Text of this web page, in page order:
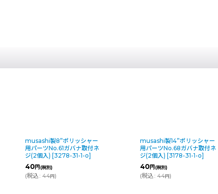
musashi製8”ポリッシャー
用パーツNo.61ガバナ取付ネ
ジ(2個入) [3278-31-1-o]
40円(税別)
(税込: 44円)
musashi製14”ポリッシャー
用パーツNo.68ガバナ取付ネ
ジ(2個入) [3178-31-1-o]
40円(税別)
(税込: 44円)